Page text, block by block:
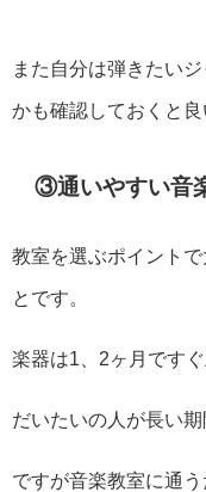
また自分は弾きたい
かも確認しておくと良
③通いやすい音
教室を選ぶポイント
とです。
楽器は1、2ヶ月です
だいたいの人が長い
ですが音楽教室に通